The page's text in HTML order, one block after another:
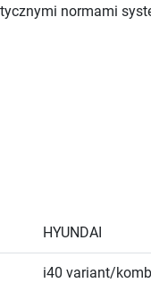
normami
HYUNDAI
i40 variant/